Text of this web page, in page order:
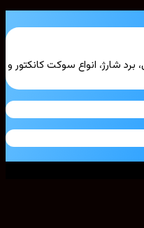
انواع سوکت کانکتور و